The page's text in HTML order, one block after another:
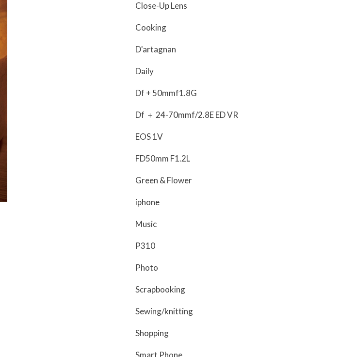
Close-Up Lens
Cooking
D'artagnan
Daily
Df + 50mmf1.8G
Df ＋ 24-70mmf/2.8E ED VR
EOS 1V
FD50mm F1.2L
Green & Flower
iphone
Music
P310
Photo
Scrapbooking
Sewing/knitting
Shopping
Smart Phone